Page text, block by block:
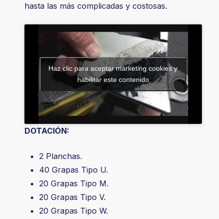
hasta las más complicadas y costosas.
Haz clic para aceptar márketing cookies y
habilitar este contenido
DOTACIÓN:
2 Planchas.
40 Grapas Tipo U.
20 Grapas Tipo M.
20 Grapas Tipo V.
20 Grapas Tipo W.